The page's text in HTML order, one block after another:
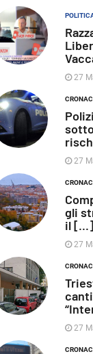
27
27
gli
il [...]
27
27